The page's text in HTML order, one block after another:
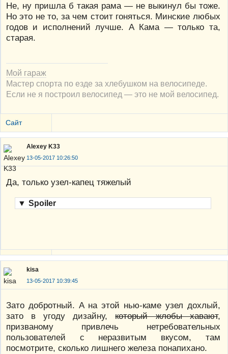
Не, ну пришла б такая рама — не выкинул бы тоже.
Но это не то, за чем стоит гоняться. Минские любых
годов и исполнений лучше. А Кама — только та,
старая.
Мой гараж
Мастер спорта по езде за хлебушком на велосипеде.
Если не я построил велосипед — это не мой велосипед.
Сайт
Alexey K33
13-05-2017 10:26:50
Да, только узел-капец тяжелый
▼ Spoiler
kisa
13-05-2017 10:39:45
Зато добротный. А на этой нью-каме узел дохлый,
зато в угоду дизайну,который жлобы хавают,
призваному привлечь нетребовательных
пользователей с неразвитым вкусом, там
посмотрите, сколько лишнего железа понапихано.